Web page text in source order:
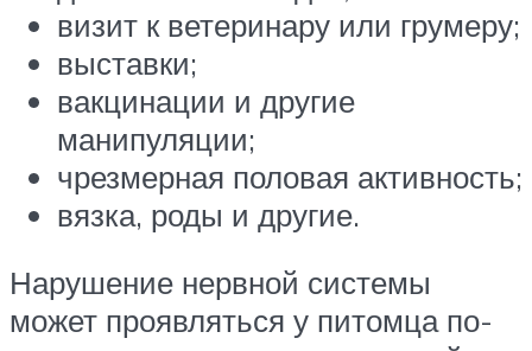
визит к ветеринару или грумеру;
выставки;
вакцинации и другие
манипуляции;
чрезмерная половая активность;
вязка, роды и другие.
Нарушение нервной системы
может проявляться у питомца по-